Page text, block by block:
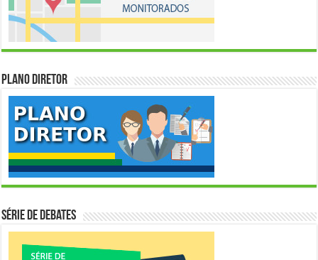
Plano Diretor
Série de Debates